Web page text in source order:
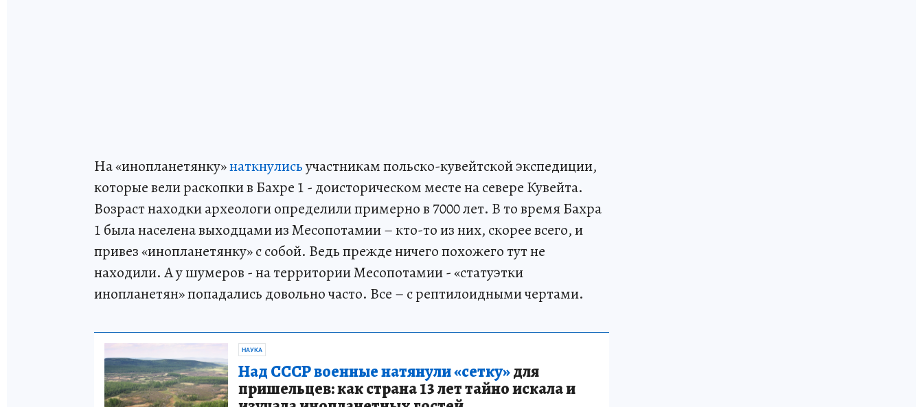
На «инопланетянку»наткнулисьучастникам польско-кувейтской экспедиции,
которые вели раскопки в Бахре 1 - доисторическом месте на севере Кувейта.
Возраст находки археологи определили примерно в 7000 лет. В то время Бахра
1 была населена выходцами из Месопотамии – кто-то из них, скорее всего, и
привез «инопланетянку» с собой. Ведь прежде ничего похожего тут не
находили. А у шумеров - на территории Месопотамии - «статуэтки
инопланетян» попадались довольно часто. Все – с рептилоидными чертами.
НАУКА
Над СССР военные натянули «сетку»для
пришельцев: как страна 13 лет тайно искала и